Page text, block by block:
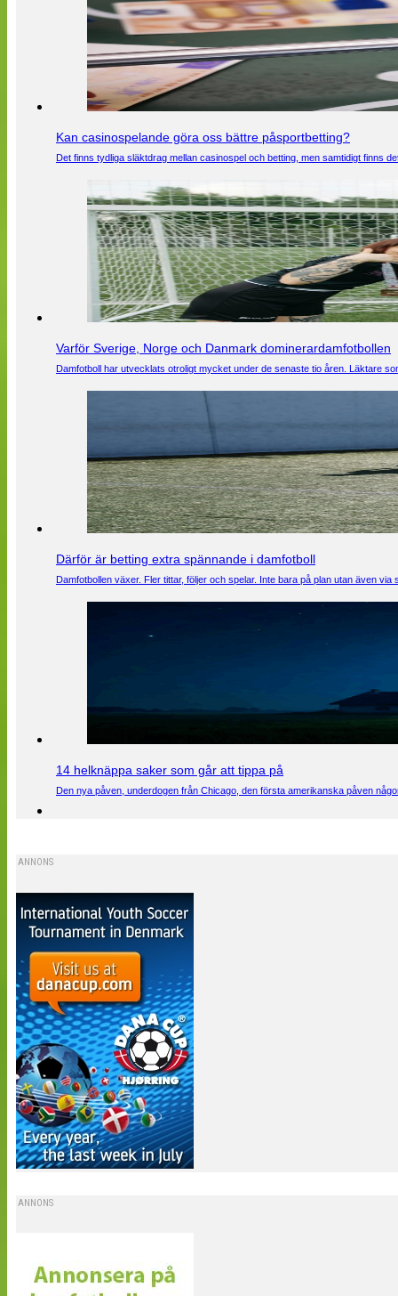
Kan casinospelande göra oss bättre påsportbetting?
Det finns tydliga släktdrag mellan casinospel och betting, men samtidigt finns
Varför Sverige, Norge och Danmark dominerardamfotbollen
Damfotboll har utvecklats otroligt mycket under de senaste tio åren. Läktare
Därför är betting extra spännande i damfotboll
Damfotbollen växer. Fler tittar, följer och spelar. Inte bara på plan utan även
14 helknäppa saker som går att tippa på
Den nya påven, underdogen från Chicago, den första amerikanska påven
ANNONS
ANNONS